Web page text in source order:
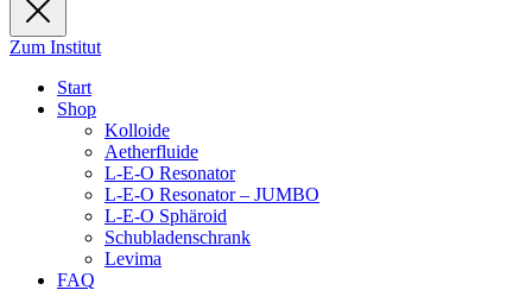
Zum Institut
Start
Shop
Kolloide
Aetherfluide
L-E-O Resonator
L-E-O Resonator – JUMBO
L-E-O Sphäroid
Schubladenschrank
Levima
FAQ